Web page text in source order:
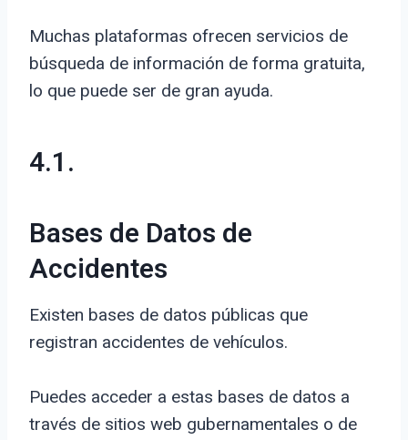
Muchas plataformas ofrecen servicios de
búsqueda de información de forma gratuita,
lo que puede ser de gran ayuda.
4.1.
Bases de Datos de
Accidentes
Existen bases de datos públicas que
registran accidentes de vehículos.
Puedes acceder a estas bases de datos a
través de sitios web gubernamentales o de